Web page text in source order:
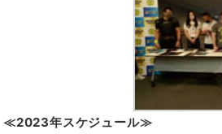
≪2023年スケジュール≫